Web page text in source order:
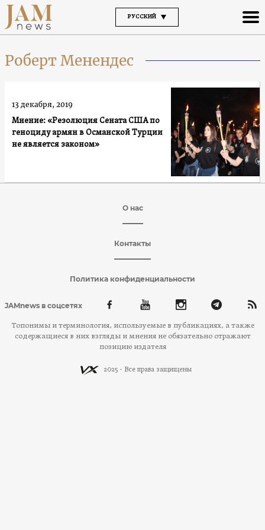
РУССКИЙ
Роберт Менендес
Мнение: «Резолюция Сената США по
геноциду армян в Османской Турции
не является законом»
13 декабря, 2019
О нас
Контакты
Политика конфиденциальности
JAMnews в соцсетях
Топонимы и терминология, используемые в публикациях, а также
содержащиеся в них взгляды и мнения не обязательно отражают
позицию издателя
2025 - Все права защищены